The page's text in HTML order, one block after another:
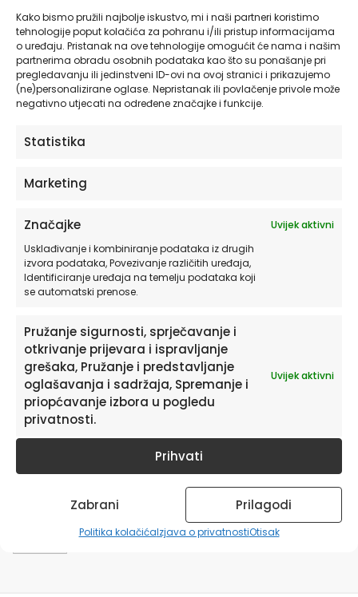
Kako bismo pružili najbolje iskustvo, mi i naši partneri koristimo
tehnologije poput kolačića za pohranu i/ili pristup informacijama
o uređaju. Pristanak na ove tehnologije omogućit će nama i našim
partnerima obradu osobnih podataka kao što su ponašanje pri
pregledavanju ili jedinstveni ID-ovi na ovoj stranici i prikazujemo
(ne)personalizirane oglase. Nepristanak ili povlačenje privole može
negativno utjecati na određene značajke i funkcije.
Statistika
Marketing
Značajke
Uvijek aktivni
Usklađivanje i kombiniranje podataka iz drugih
izvora podataka, Povezivanje različitih uređaja,
Identificiranje uređaja na temelju podataka koji
se automatski prenose.
Pružanje sigurnosti, sprječavanje i
otkrivanje prijevara i ispravljanje
grešaka, Pružanje i predstavljanje
oglašavanja i sadržaja, Spremanje i
priopćavanje izbora u pogledu
privatnosti.
Uvijek aktivni
Prihvati
Zabrani Prilagodi
Politika kolačićaIzjava o privatnostiOtisak
Do not Sell My Personal Information to
Third Party
You can submit a request to let us know that you do not
agree for your personal information to be collected or sold
Use this option if you want to remove your personal and
other data from our store. Keep in mind that
will delete your account, so you will no longer be able
to access or use it anymore.
Enter your email to confirm your identity